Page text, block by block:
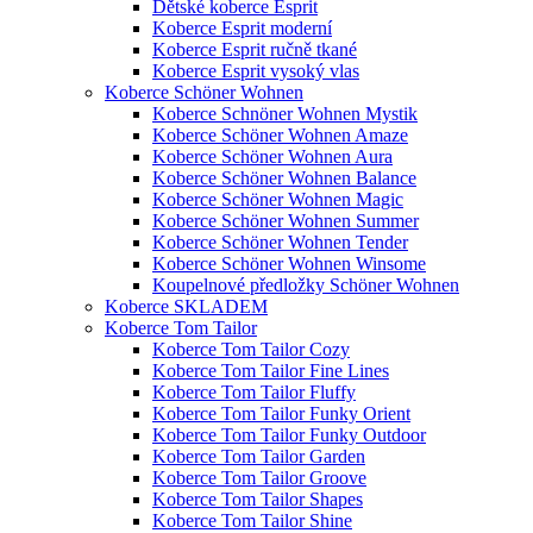
Dětské koberce Esprit
Koberce Esprit moderní
Koberce Esprit ručně tkané
Koberce Esprit vysoký vlas
Koberce Schöner Wohnen
Koberce Schnöner Wohnen Mystik
Koberce Schöner Wohnen Amaze
Koberce Schöner Wohnen Aura
Koberce Schöner Wohnen Balance
Koberce Schöner Wohnen Magic
Koberce Schöner Wohnen Summer
Koberce Schöner Wohnen Tender
Koberce Schöner Wohnen Winsome
Koupelnové předložky Schöner Wohnen
Koberce SKLADEM
Koberce Tom Tailor
Koberce Tom Tailor Cozy
Koberce Tom Tailor Fine Lines
Koberce Tom Tailor Fluffy
Koberce Tom Tailor Funky Orient
Koberce Tom Tailor Funky Outdoor
Koberce Tom Tailor Garden
Koberce Tom Tailor Groove
Koberce Tom Tailor Shapes
Koberce Tom Tailor Shine